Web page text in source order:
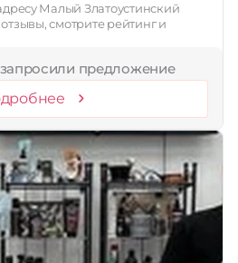
Малый Златоустинский
отзывы, смотрите рейтинг и
предложение